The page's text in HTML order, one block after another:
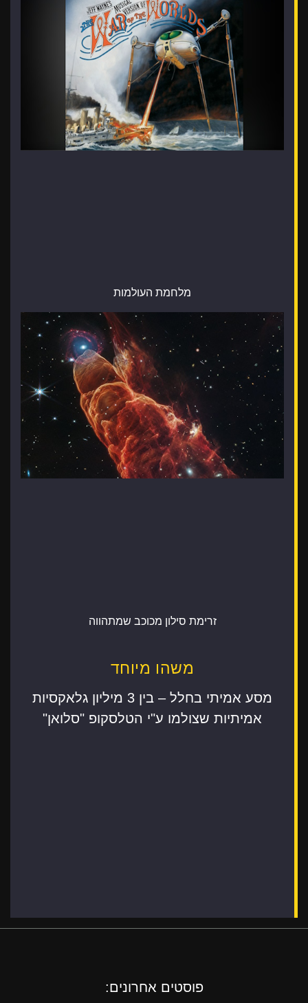
מלחמת העולמות
זרימת סילון מכוכב שמתהווה
משהו מיוחד
מסע אמיתי בחלל – בין 3 מיליון גלאקסיות
אמיתיות שצולמו ע"י הטלסקופ "סלואן"
פוסטים אחרונים: